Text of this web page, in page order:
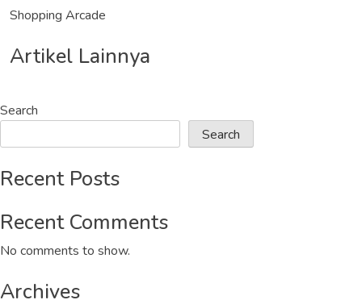
Shopping Arcade
Artikel Lainnya
Search
Search
Recent Posts
Recent Comments
No comments to show.
Archives